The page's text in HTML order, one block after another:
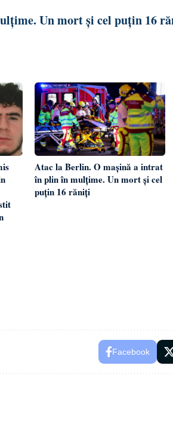
Un mort și cel puțin 16
Atac la Berlin. O mașină a intrat
în plin în mulțime. Un mort și cel
puțin 16 răniți
Facebook